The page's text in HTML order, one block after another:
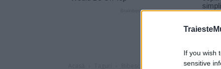
If you wish
sensitive